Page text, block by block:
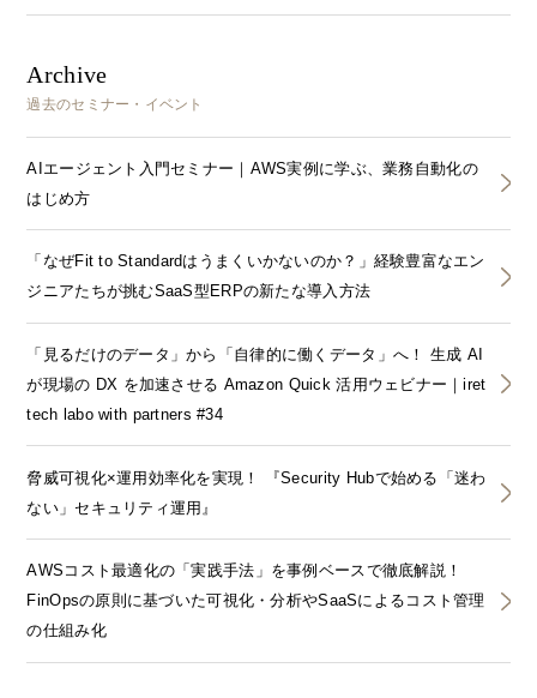
Archive
過去のセミナー・イベント
AIエージェント入門セミナー｜AWS実例に学ぶ、業務自動化の
はじめ方
「なぜFit to Standardはうまくいかないのか？」経験豊富なエン
ジニアたちが挑むSaaS型ERPの新たな導入方法
「見るだけのデータ」から「自律的に働くデータ」へ！ 生成 AI
が現場の DX を加速させる Amazon Quick 活用ウェビナー｜iret
tech labo with partners #34
脅威可視化×運用効率化を実現！ 『Security Hubで始める「迷わ
ない」セキュリティ運用』
AWSコスト最適化の「実践手法」を事例ベースで徹底解説！
FinOpsの原則に基づいた可視化・分析やSaaSによるコスト管理
の仕組み化